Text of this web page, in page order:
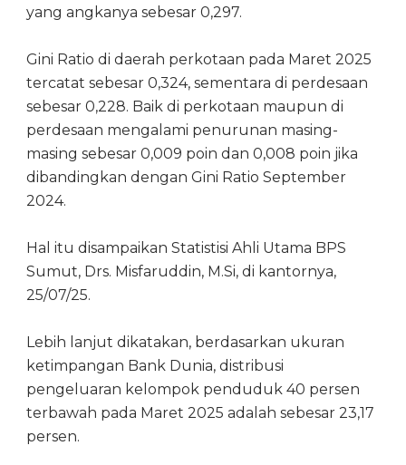
yang angkanya sebesar 0,297.
Gini Ratio di daerah perkotaan pada Maret 2025
tercatat sebesar 0,324, sementara di perdesaan
sebesar 0,228. Baik di perkotaan maupun di
perdesaan mengalami penurunan masing-
masing sebesar 0,009 poin dan 0,008 poin jika
dibandingkan dengan Gini Ratio September
2024.
Hal itu disampaikan Statistisi Ahli Utama BPS
Sumut, Drs. Misfaruddin, M.Si, di kantornya,
25/07/25.
Lebih lanjut dikatakan, berdasarkan ukuran
ketimpangan Bank Dunia, distribusi
pengeluaran kelompok penduduk 40 persen
terbawah pada Maret 2025 adalah sebesar 23,17
persen.